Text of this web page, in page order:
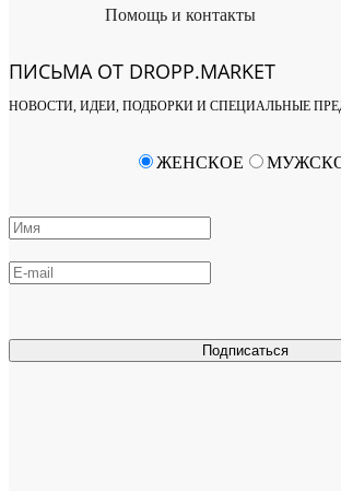
Помощь и контакты
ПИСЬМА ОТ DROPP.MARKET
НОВОСТИ, ИДЕИ, ПОДБОРКИ И СПЕЦИАЛЬНЫЕ
Подписаться
ЖЕНСКОЕ